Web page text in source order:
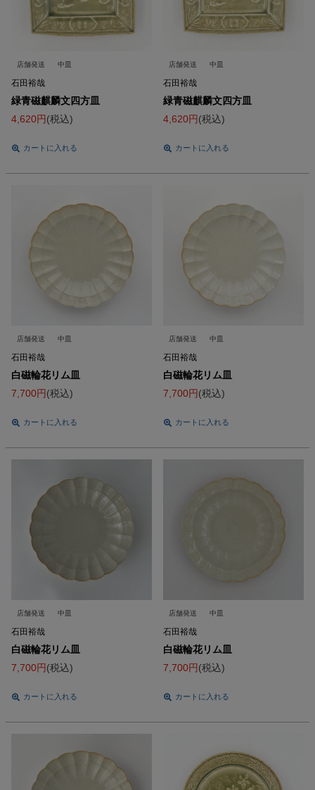
店舗発送 中皿
石田裕哉
緑青磁麒麟文四方皿
4,620
税込
カートに入れる
店舗発送 中皿
石田裕哉
緑青磁麒麟文四方皿
4,620
税込
カートに入れる
店舗発送 中皿
石田裕哉
白磁輪花リム皿
7,700
税込
カートに入れる
店舗発送 中皿
石田裕哉
白磁輪花リム皿
7,700
税込
カートに入れる
店舗発送 中皿
石田裕哉
白磁輪花リム皿
7,700
税込
カートに入れる
店舗発送 中皿
石田裕哉
白磁輪花リム皿
7,700
税込
カートに入れる